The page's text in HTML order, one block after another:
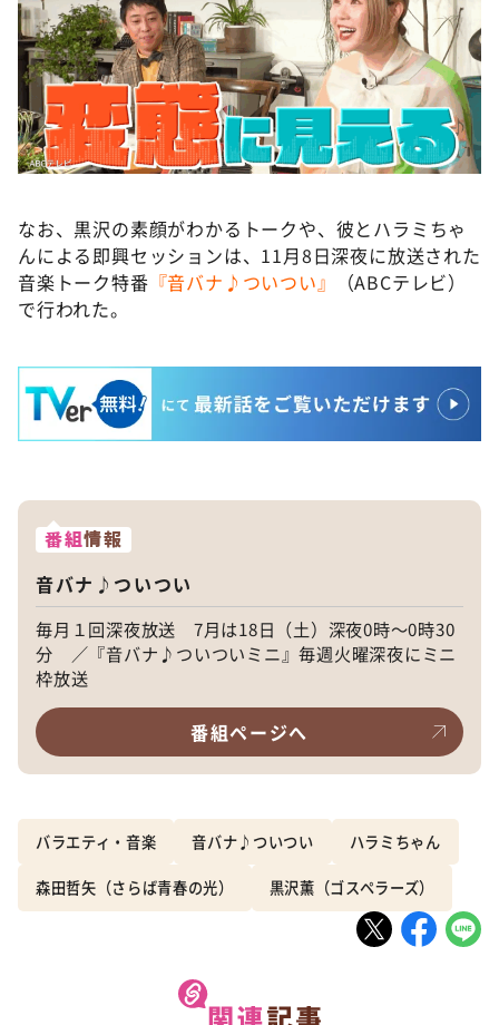
なお、黒沢の素顔がわかるトークや、彼とハラミちゃ
んによる即興セッションは、11月8日深夜に放送された
音楽トーク特番 『音バナ♪ついつい』
（ABCテレビ）
で行われた。
番組情報
音バナ♪ついつい
毎月１回深夜放送 7月は18日（土）深夜0時～0時30
分 ／『音バナ♪ついついミニ』毎週火曜深夜にミニ
枠放送
番組ページへ
バラエティ・音楽 音バナ♪ついつい ハラミちゃん
森田哲矢（さらば青春の光） 黒沢薫（ゴスペラーズ）